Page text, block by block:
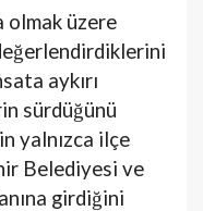
olmak üzere
aykırı
sürdüğünü
yalnızca ilçe
Belediyesi ve
girdiğini